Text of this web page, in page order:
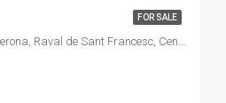
FOR SALE
Carrer de Girona / Calle Gerona, Raval de Sant Francesc, Centro, Alacant / Alicante, l'Alacantí, Alacant / Alicante, Comunitat Valenciana, 03001, España